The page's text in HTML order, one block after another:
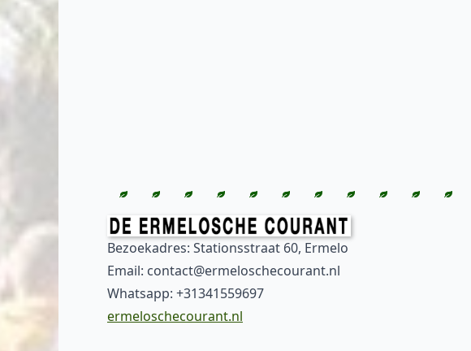
Bezoekadres: Stationsstraat 60, Ermelo
Email: contact@ermeloschecourant.nl
Whatsapp: +31341559697
ermeloschecourant.nl